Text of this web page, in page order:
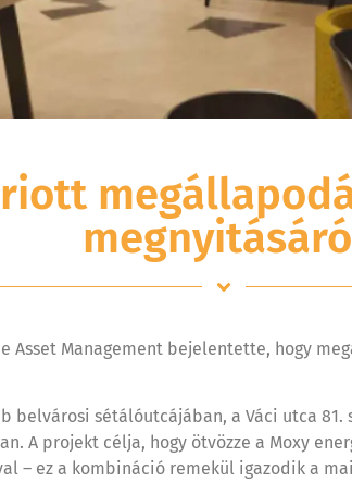
Asset Management bejelentette, hogy
sétálóutcájában, a Váci utca 81.
A projekt célja, hogy ötvözze a Moxy
– ez a kombináció remekül igazodik a